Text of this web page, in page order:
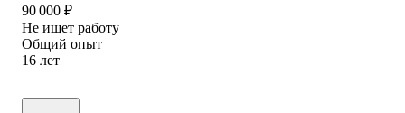
90 000 ₽
Не ищет работу
Общий опыт
16 лет